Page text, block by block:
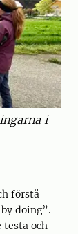
i
förstå
doing”.
testa och